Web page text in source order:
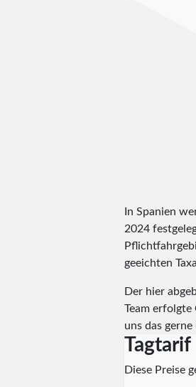
In Spanien
2024
geeichten
Der hier
Team erfolgte
uns das
Tagtarif
Diese Preise